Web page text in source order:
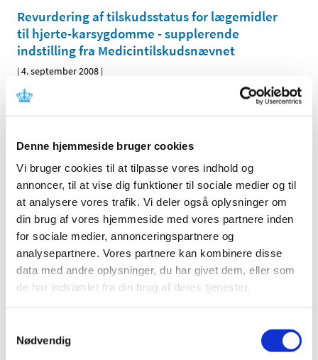
Denne hjemmeside bruger cookies
Vi bruger cookies til at tilpasse vores indhold og
annoncer, til at vise dig funktioner til sociale medier og til
at analysere vores trafik. Vi deler også oplysninger om
din brug af vores hjemmeside med vores partnere inden
for sociale medier, annonceringspartnere og
analysepartnere. Vores partnere kan kombinere disse
data med andre oplysninger, du har givet dem, eller som
de har indsamlet fra din brug af deres tjenester.
Nødvendig
Revurdering af tilskudsstatus for lægemidler
til hjerte-karsygdomme - supplerende
indstilling fra Medicintilskudsnævnet
|4. september 2008 |
Lægemiddelstyrelsen har bedt Medicintilskudsnævnet
om at revurdere tilskudsstatus for lægemidler, der er…
Høringssvar på Medicintilskudsnævnets
indstilling om fremtidig tilskudsstatus for
lægemidler til hjerte-karsygdomme
3. juli 2008
Medicintilskudsnævnets indstilling vedrørende fremtidig
tilskudsstatus for lægemidler til hjerte-karsygdomme i…
Revurdering af tilskudsstatus for lægemidler
til hjerte-karsygdomme i ATC-grupperne C02,
Medicintilskudsnævnet har på Lægemiddelstyrelsens
foranledning revurderet tilskudsstatus for lægemidler,…